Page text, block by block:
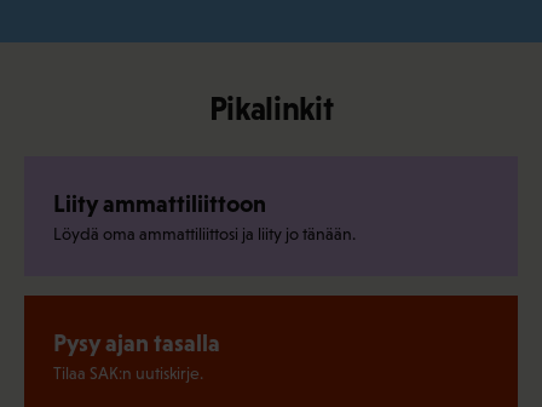
Pikalinkit
Liity ammattiliittoon
Löydä oma ammattiliittosi ja liity jo tänään.
Pysy ajan tasalla
Tilaa SAK:n uutiskirje.